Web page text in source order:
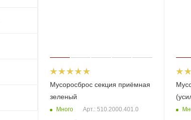
Мусоросброс секция приёмная
зеленый
Много Арт.: 510.2000.401.0